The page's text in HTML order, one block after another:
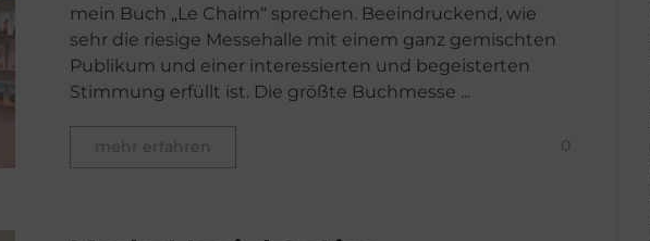
mein Buch „Le Chaim“ sprechen. Beeindruckend, wie
sehr die riesige Messehalle mit einem ganz gemischten
Publikum und einer interessierten und begeisterten
Stimmung erfüllt ist. Die größte Buchmesse ...
mehr erfahren 0